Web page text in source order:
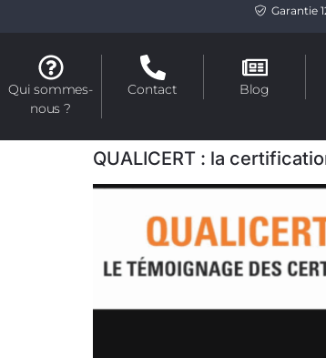
Garantie
Qui sommes-
nous ?
Contact Blog
QUALICERT : la